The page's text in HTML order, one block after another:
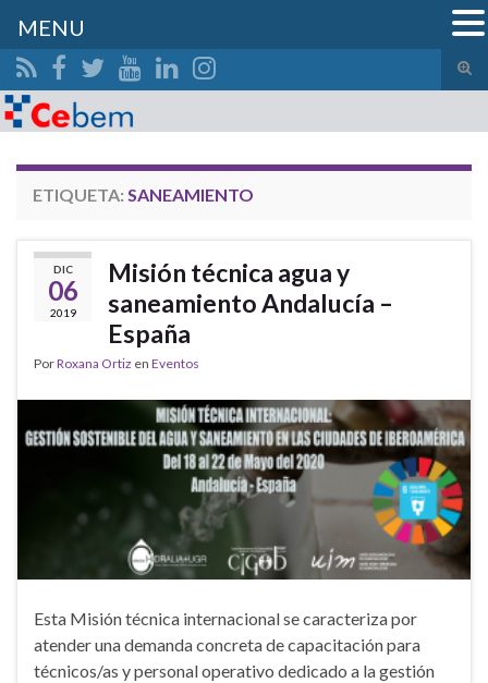
el
Search for:
ETIQUETA: SANEAMIENTO
DIC
06
2019
Misión técnica agua y
saneamiento Andalucía –
España
PorRoxana Ortiz en Eventos
Esta Misión técnica internacional se caracteriza por
atender una demanda concreta de capacitación para
técnicos/as y personal operativo dedicado a la gestión
MENU